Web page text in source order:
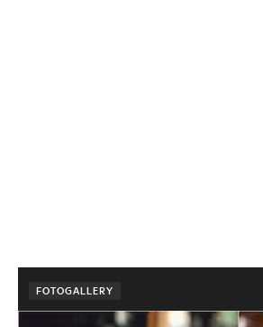
FOTOGALLERY